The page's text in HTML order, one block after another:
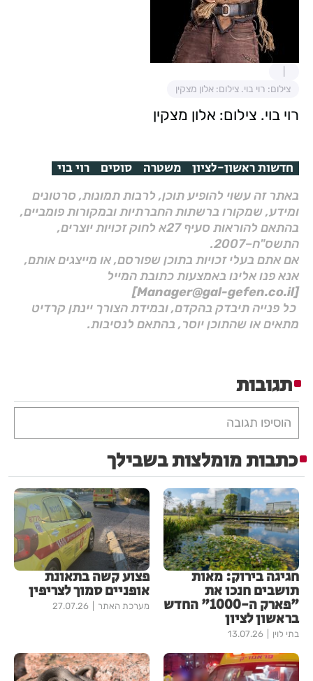
צילום: רוי בוי. צילום: אלון מצקין
רוי בוי. צילום: אלון מצקין
חדשות ראשון-לציון משטרה סוסים רוי בוי
באתר זה עשוי להופיע תוכן, לרבות תמונות, סרטונים
ומידע, שמקורו ברשתות החברתיות ובמקורות פומביים,
בהתאם להוראות סעיף 27א לחוק זכויות יוצרים,
התשס"ח–2007.
אם אתם בעלי זכויות בתוכן שפורסם, או מייצגים אותם,
אנא פנו אלינו באמצעות כתובת המייל
[Manager@gal-gefen.co.il]
כל פנייה תיבדק בהקדם, ובמידת הצורך יינתן קרדיט
מתאים או שהתוכן יוסר, בהתאם לנסיבות.
תגובות
הוסיפו תגובה
כתבות מומלצות בשבילך
חגיגה בירוק: מאות
תושבים חנכו את
"פארק ה-1000" החדש
בראשון לציון
בתי לוין 13.07.26
פצוע קשה בתאונת
אופניים סמוך לצריפין
מערכת האתר 27.07.26